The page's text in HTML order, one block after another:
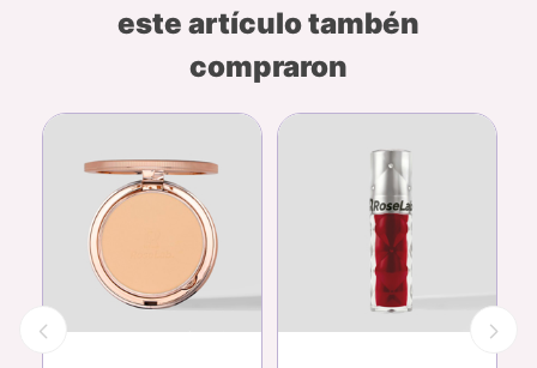
este artículo tambén
compraron